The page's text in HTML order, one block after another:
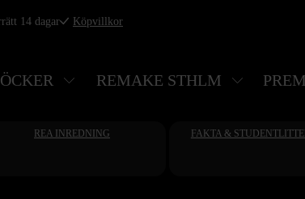
14 dagar Köpvillkor
REMAKE STHLM
REA INREDNING FAKTA &